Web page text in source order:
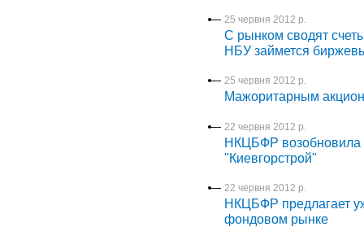
25 червня 2012 р.
С рынком сводят
НБУ займется
25 червня 2012 р.
Мажоритарным
22 червня 2012 р.
НКЦБФР возобновила
"Киевгорстрой"
22 червня 2012 р.
НКЦБФР предлагает
фондовом рынке